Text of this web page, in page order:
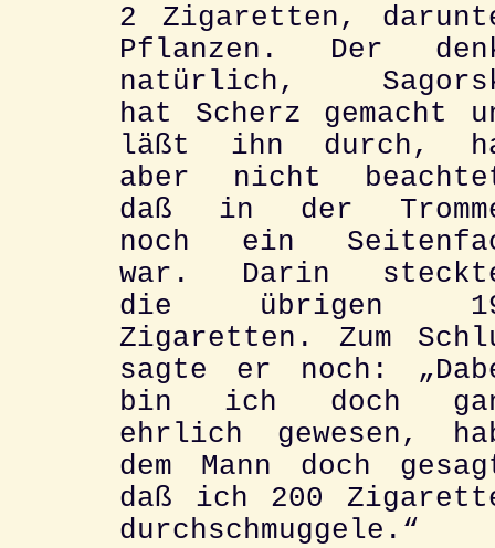
2 Zigaretten,
Pflanzen. Der
natürlich,
hat Scherz gemacht
läßt ihn durch,
aber nicht
daß in der
noch ein
war. Darin
die übrigen
Zigaretten. Zum
sagte er noch:
bin ich doch
ehrlich gewesen,
dem Mann doch
daß ich 200
durchschmuggele.“